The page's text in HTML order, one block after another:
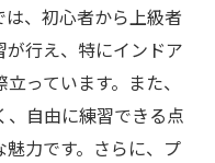
、初心者から上級者
が行え、特にインドア
っています。また、
自由に練習できる点
力です。さらに、プ